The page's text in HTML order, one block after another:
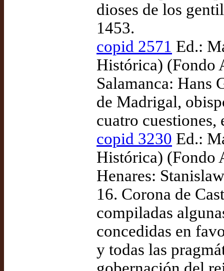
dioses de los
1453.
copid 2571 Ed.:
Histórica) (Fondo
Salamanca: Hans
de Madrigal,
cuatro
copid 3230 Ed.:
Histórica) (Fondo
Henares:
16. Corona de
compiladas
concedidas en
y todas las